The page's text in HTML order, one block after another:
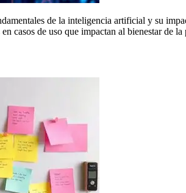
de la inteligencia artificial y su
casos de uso que impactan al bienestar de